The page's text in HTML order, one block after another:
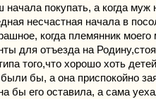
начала покупать, а когда
несчастная начала в
когда племянник моего
для отъезда на
того,что хорошо хоть
бы, а она приспокойно
бы его оставила, а сама